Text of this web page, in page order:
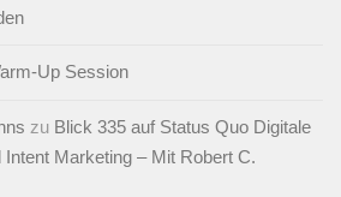
Up Session
zu Blick 335 auf Status Quo Digitale
Marketing – Mit Robert C.